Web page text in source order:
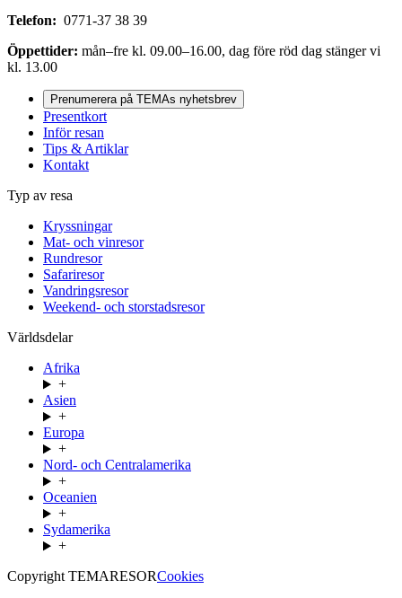
Telefon: 0771-37 38 39
Öppettider: mån–fre kl. 09.00–16.00, dag före röd dag stänger vi
kl. 13.00
Prenumerera på TEMAs nyhetsbrev
Presentkort
Inför resan
Tips & Artiklar
Kontakt
Typ av resa
Kryssningar
Mat- och vinresor
Rundresor
Safariresor
Vandringsresor
Weekend- och storstadsresor
Världsdelar
Afrika
+
Asien
+
Europa
+
Nord- och Centralamerika
+
Oceanien
+
Sydamerika
+
Copyright TEMARESORCookies